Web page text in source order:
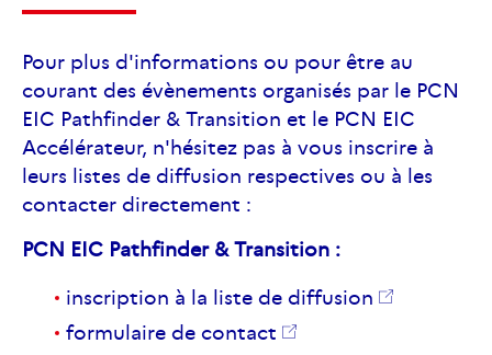
Pour plus d'informations ou pour être au
courant des évènements organisés par le PCN
EIC Pathfinder & Transition et le PCN EIC
Accélérateur, n'hésitez pas à vous inscrire à
leurs listes de diffusion respectives ou à les
contacter directement :
PCN EIC Pathfinder & Transition :
inscription à la liste de diffusion
formulaire de contact